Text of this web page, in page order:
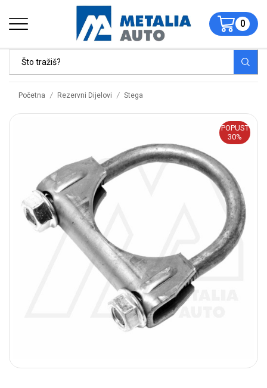
0
Početna / Rezervni Dijelovi / Stega
POPUST
30%